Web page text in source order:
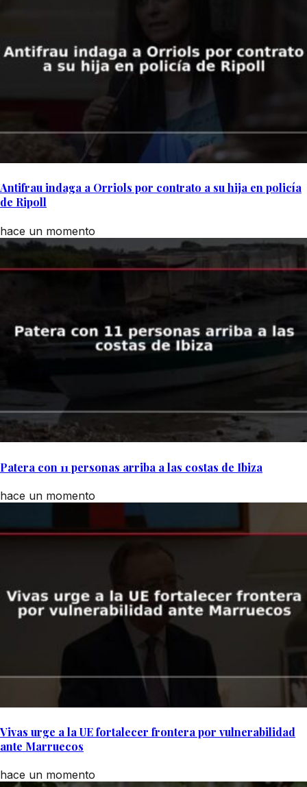
Antifrau indaga a Orriols por contrato a su hija en policía
de Ripoll
hace un momento
Patera con 11 personas arriba a las costas de Ibiza
hace un momento
Vivas urge a la UE fortalecer frontera por vulnerabilidad
ante Marruecos
hace un momento